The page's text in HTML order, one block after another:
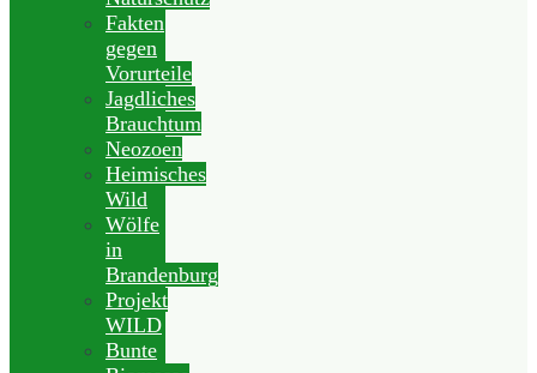
Fakten
gegen
Vorurteile
Jagdliches
Brauchtum
Neozoen
Heimisches
Wild
Wölfe
in
Brandenburg
Projekt
WILD
Bunte